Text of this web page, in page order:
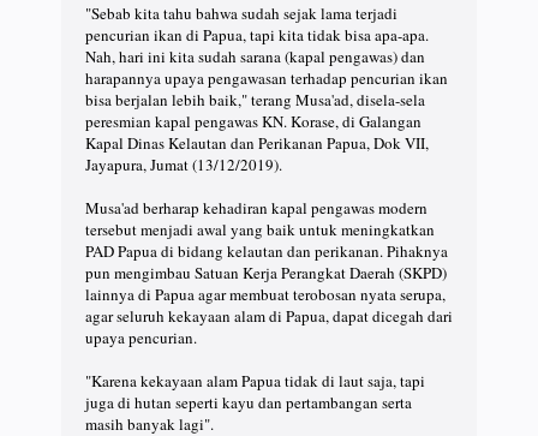
"Sebab kita tahu bahwa sudah sejak lama terjadi
pencurian ikan di Papua, tapi kita tidak bisa apa-apa.
Nah, hari ini kita sudah sarana (kapal pengawas) dan
harapannya upaya pengawasan terhadap pencurian ikan
bisa berjalan lebih baik," terang Musa'ad, disela-sela
peresmian kapal pengawas KN. Korase, di Galangan
Kapal Dinas Kelautan dan Perikanan Papua, Dok VII,
Jayapura, Jumat (13/12/2019). ⠀
Musa'ad berharap kehadiran kapal pengawas modern
tersebut menjadi awal yang baik untuk meningkatkan
PAD Papua di bidang kelautan dan perikanan. Pihaknya
pun mengimbau Satuan Kerja Perangkat Daerah (SKPD)
lainnya di Papua agar membuat terobosan nyata serupa,
agar seluruh kekayaan alam di Papua, dapat dicegah dari
upaya pencurian.⠀
"Karena kekayaan alam Papua tidak di laut saja, tapi
juga di hutan seperti kayu dan pertambangan serta
masih banyak lagi".⠀